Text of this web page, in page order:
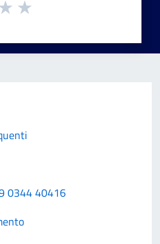
0344 40416